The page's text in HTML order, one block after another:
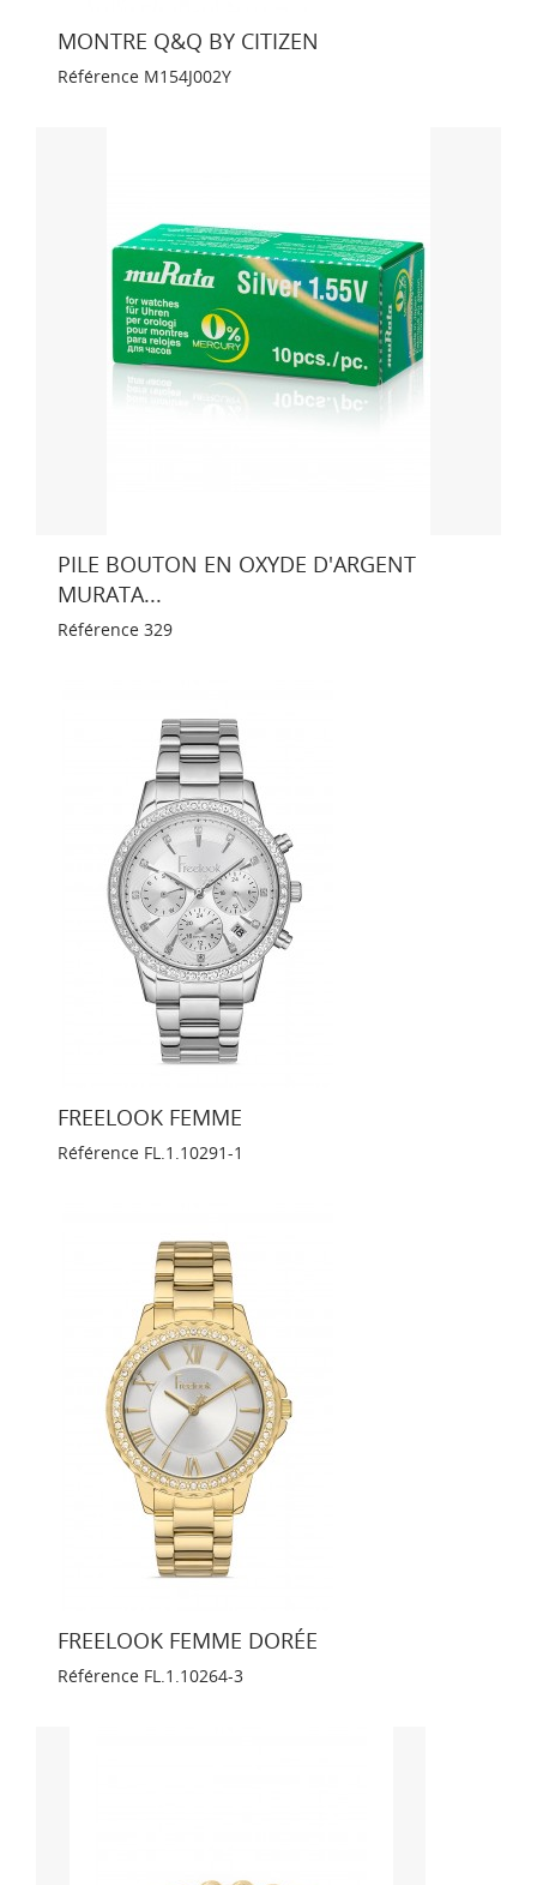
MONTRE Q&Q BY CITIZEN
Référence M154J002Y
PILE BOUTON EN OXYDE D'ARGENT
MURATA...
Référence 329
FREELOOK FEMME
Référence FL.1.10291-1
FREELOOK FEMME DORÉE
Référence FL.1.10264-3